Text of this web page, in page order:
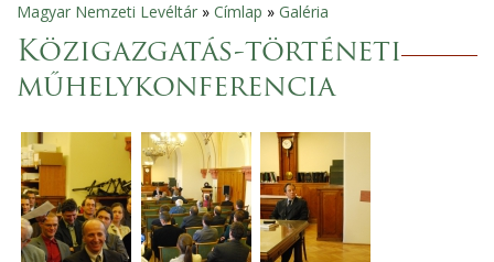
Jelenlegi
hely
Magyar Nemzeti Levéltár » Címlap » Galéria
Közigazgatás-történeti
műhelykonferencia